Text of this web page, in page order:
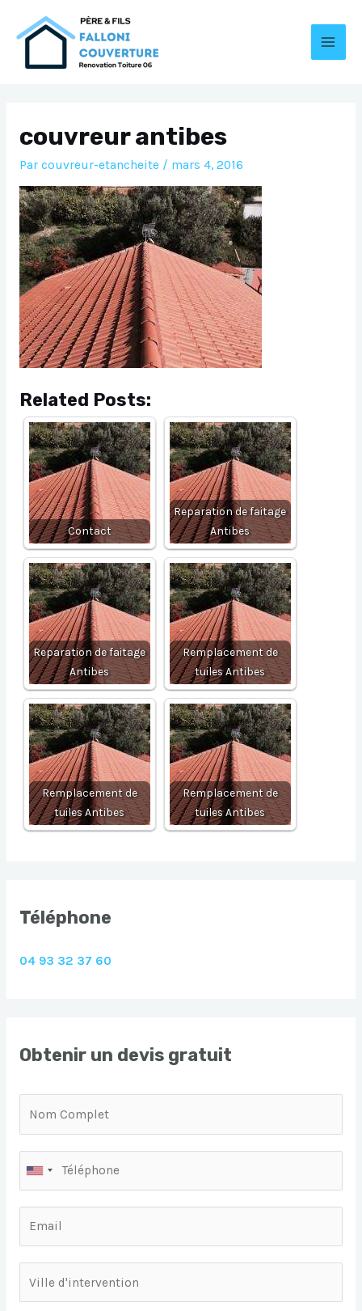
couvreur antibes
Par couvreur-etancheite / mars 4, 2016
Related Posts:
Contact
Reparation de faitage
Antibes
Reparation de faitage
Antibes
Remplacement de
tuiles Antibes
Remplacement de
tuiles Antibes
Remplacement de
tuiles Antibes
Téléphone
04 93 32 37 60
Obtenir un devis gratuit